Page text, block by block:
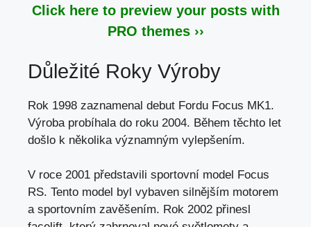
Click here to preview your posts with
PRO themes ››
Důležité Roky Výroby
Rok 1998 zaznamenal debut Fordu Focus MK1.
Výroba probíhala do roku 2004. Během těchto let
došlo k několika významným vylepšením.
V roce 2001 představili sportovní model Focus
RS. Tento model byl vybaven silnějším motorem
a sportovním zavěšením. Rok 2002 přinesl